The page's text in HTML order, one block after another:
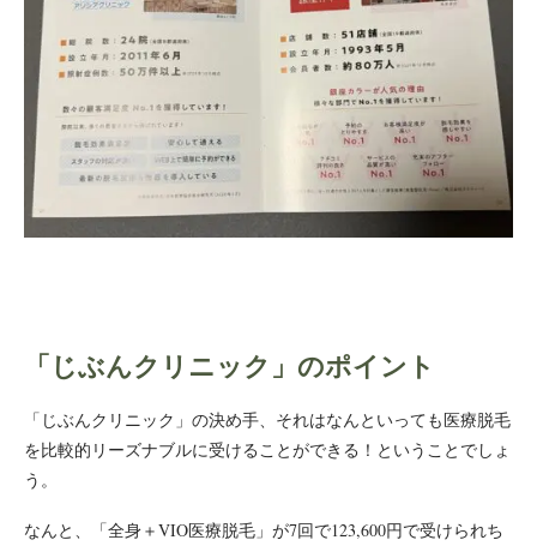
「じぶんクリニック」のポイント
「じぶんクリニック」の決め手、それはなんといっても医療脱毛
を比較的リーズナブルに受けることができる！ということでしょ
う。
なんと、「全身＋VIO医療脱毛」が7回で123,600円で受けられち